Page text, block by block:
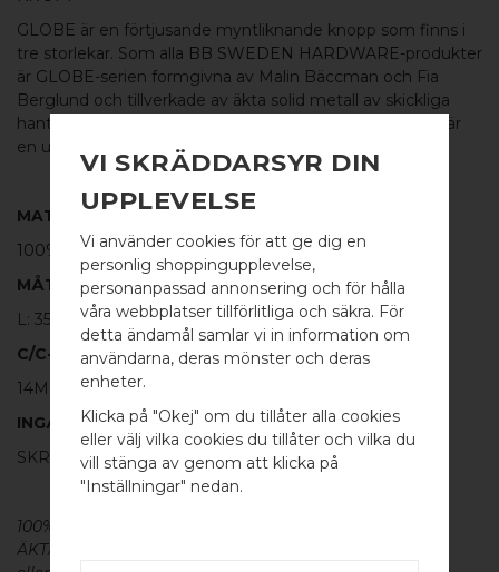
WELCOME TO
BB SWEDEN HARDWARE
Välj land / Choose country
GLOBE är en förtjusande myntliknande knopp som finns i
tre storlekar. Som alla BB SWEDEN HARDWARE-produkter
är GLOBE-serien formgivna av Malin Bäccman och Fia
Berglund och tillverkade av äkta solid metall av skickliga
hantverkare och håller därmed högsta kvalitet. GLOBE är
en underbar knopp t.ex. till lådor och luckor på möbler.
MATERIAL:
100% BORSTAD KOPPAR
MÅTT
L: 35MM H: 31MM TJ: 6MM
C/C-MÅTT
14MM
INGÅR
SKRUV FÖR LUCKA: M4 X 25MM - 2 ST
100% ÄKTA METALL - Alla våra beslag är tillverkade av
ÄKTA massiv mässing, koppar, rostfritt stål
VI SKRÄDDARSYR DIN
UPPLEVELSE
Vi använder cookies för att ge dig en
personlig shoppingupplevelse,
personanpassad annonsering och för hålla
våra webbplatser tillförlitliga och säkra. För
detta ändamål samlar vi in information om
användarna, deras mönster och deras
enheter.
Klicka på "Okej" om du tillåter alla cookies
eller välj vilka cookies du tillåter och vilka du
vill stänga av genom att klicka på
"Inställningar" nedan.